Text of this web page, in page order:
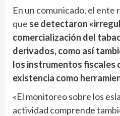
En un comunicado, el ente
que se detectaron
comercialización del
derivados, como así
los instrumentos fiscales
existencia como
«El monitoreo sobre los
actividad comprende